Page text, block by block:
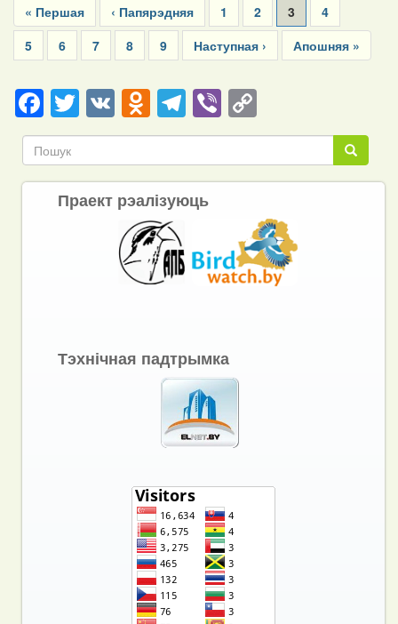
First
page
« Першая
Previous
page
‹ Папярэдняя Page
1 Page
2
Current
page
3 Page
4
Page
5 Page
6 Page
7 Page
8 Page
9
Next
page
Наступная ›
Last
page
Апошняя »
Facebook
Twitter
VKOdnoklassniki
Telegram
ViberCopy
Link Пошук
Пошук
Праект рэалізуюць
Тэхнічная падтрымка